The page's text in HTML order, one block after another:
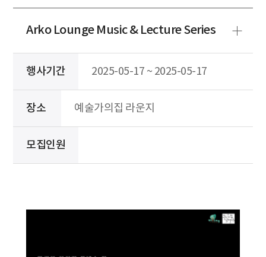
Arko Lounge Music & Lecture Series
행사기간 2025-05-17 ~ 2025-05-17
장소 예술가의집 라운지
모집인원